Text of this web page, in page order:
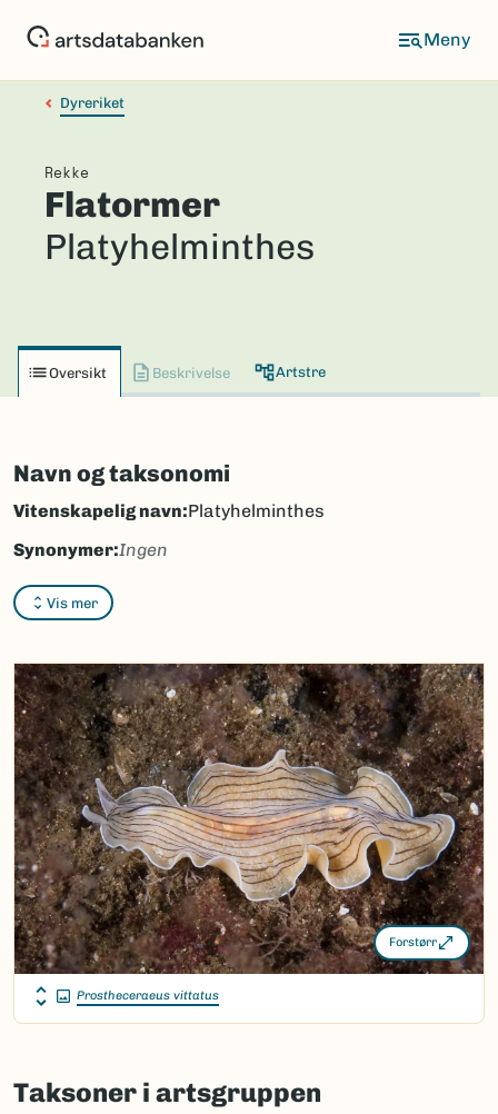
Dyreriket
Rekke
Flatormer
Platyhelminthes
Oversikt Beskrivelse Artstre
Navn og taksonomi
Vis mer
Vitenskapelig navn:Platyhelminthes
Synonymer:Ingen
Bokmål:flatormer
Nynorsk:flatmakkar
Nordsamisk/Davvisámegiella:guorkkat
Vitenskapelig navn ID:558
Takson ID:558
Gå til Nortaxa for flere detaljer
(Ekstern lenke)
Forstørr
Prostheceraeus vittatus
Taksoner i artsgruppen